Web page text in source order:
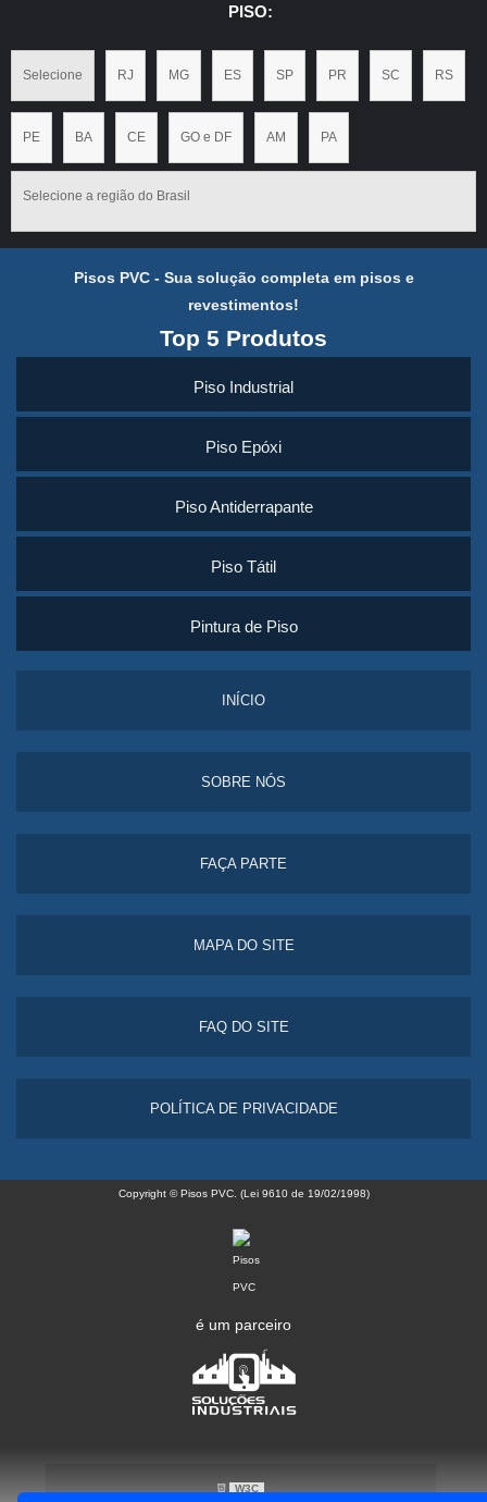
PISO:
Selecione RJ MG ES SP PR SC RS
PE BA CE GO e DF AM PA
Selecione a região do Brasil
Pisos PVC - Sua solução completa em pisos e
revestimentos!
Top 5 Produtos
Piso Industrial
Piso Epóxi
Piso Antiderrapante
Piso Tátil
Pintura de Piso
INÍCIO
SOBRE NÓS
FAÇA PARTE
MAPA DO SITE
FAQ DO SITE
POLÍTICA DE PRIVACIDADE
Copyright © Pisos PVC. (Lei 9610 de 19/02/1998)
é um parceiro
W3C